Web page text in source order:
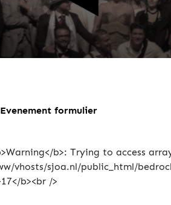
Evenement formulier